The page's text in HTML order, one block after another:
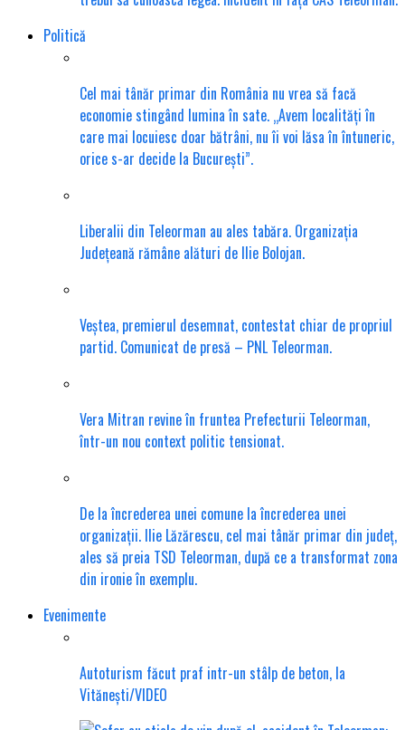
Politică
Cel mai tânăr primar din România nu vrea să facă
economie stingând lumina în sate. „Avem localități în
care mai locuiesc doar bătrâni, nu îi voi lăsa în întuneric,
orice s-ar decide la București”.
Liberalii din Teleorman au ales tabăra. Organizația
Județeană rămâne alături de Ilie Bolojan.
Veștea, premierul desemnat, contestat chiar de propriul
partid. Comunicat de presă – PNL Teleorman.
Vera Mitran revine în fruntea Prefecturii Teleorman,
într-un nou context politic tensionat.
De la încrederea unei comune la încrederea unei
organizații. Ilie Lăzărescu, cel mai tânăr primar din județ,
ales să preia TSD Teleorman, după ce a transformat zona
din ironie în exemplu.
Evenimente
Autoturism făcut praf intr-un stâlp de beton, la
Vitănești/VIDEO